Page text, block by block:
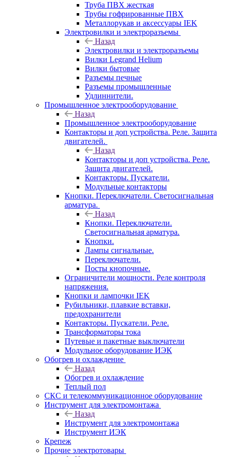
Труба ПВХ жесткая
Трубы гофрированные ПВХ
Металлорукав и аксессуары IEK
Электровилки и электроразъемы
Назад
Электровилки и электроразъемы
Вилки Legrand Helium
Вилки бытовые
Разъемы печные
Разъемы промышленные
Удлиннители.
Промышленное электрооборудование
Назад
Промышленное электрооборудование
Контакторы и доп устройства. Реле. Защита
двигателей.
Назад
Контакторы и доп устройства. Реле.
Защита двигателей.
Контакторы. Пускатели.
Модульные контакторы
Кнопки. Переключатели. Светосигнальная
арматура.
Назад
Кнопки. Переключатели.
Светосигнальная арматура.
Кнопки.
Лампы сигнальные.
Переключатели.
Посты кнопочные.
Ограничители мощности. Реле контроля
напряжения.
Кнопки и лампочки IEK
Рубильники, плавкие вставки,
предохранители
Контакторы. Пускатели. Реле.
Трансформаторы тока
Путевые и пакетные выключатели
Модульное оборудование ИЭК
Обогрев и охлаждение
Назад
Обогрев и охлаждение
Теплый пол
СКС и телекоммуникационное оборудование
Инструмент для электромонтажа
Назад
Инструмент для электромонтажа
Инструмент ИЭК
Крепеж
Прочие электротовары